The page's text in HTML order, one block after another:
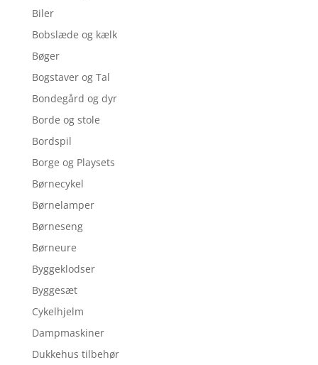
Biler
Bobslæde og kælk
Bøger
Bogstaver og Tal
Bondegård og dyr
Borde og stole
Bordspil
Borge og Playsets
Børnecykel
Børnelamper
Børneseng
Børneure
Byggeklodser
Byggesæt
Cykelhjelm
Dampmaskiner
Dukkehus tilbehør